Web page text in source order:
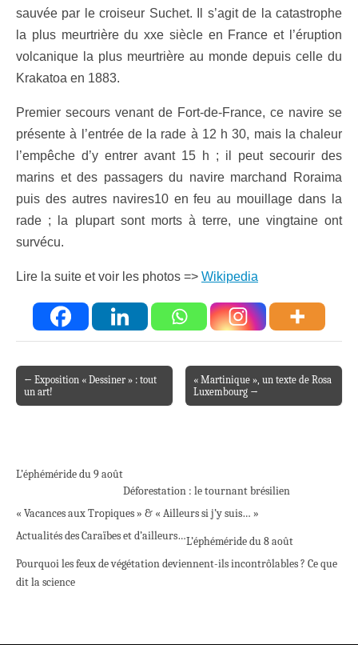
sauvée par le croiseur Suchet. Il s’agit de la catastrophe
la plus meurtrière du xxe siècle en France et l’éruption
volcanique la plus meurtrière au monde depuis celle du
Krakatoa en 1883.
Premier secours venant de Fort-de-France, ce navire se
présente à l’entrée de la rade à 12 h 30, mais la chaleur
l’empêche d’y entrer avant 15 h ; il peut secourir des
marins et des passagers du navire marchand Roraima
puis des autres navires10 en feu au mouillage dans la
rade ; la plupart sont morts à terre, une vingtaine ont
survécu.
Lire la suite et voir les photos => Wikipedia
Post navigation
← Exposition « Dessiner » : tout
un art!
« Martinique », un texte de Rosa
Luxembourg →
L’éphéméride du 9 août
Déforestation : le tournant brésilien
« Vacances aux Tropiques » & « Ailleurs si j’y suis… »
Actualités des Caraïbes et d’ailleurs…L’éphéméride du 8 août
Pourquoi les feux de végétation deviennent-ils incontrôlables ? Ce que
dit la science